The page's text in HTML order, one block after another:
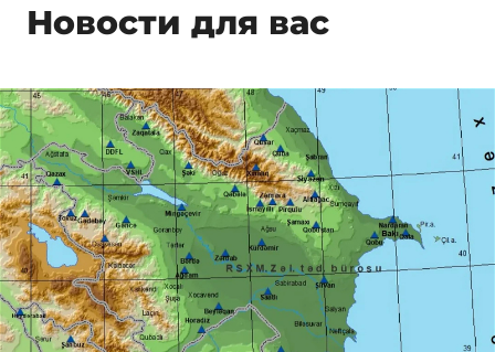
Новости для вас